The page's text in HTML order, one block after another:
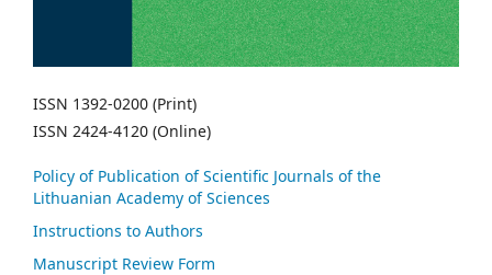
ISSN 1392-0200 (Print)
ISSN 2424-4120 (Online)
Policy of Publication of Scientific Journals of the
Lithuanian Academy of Sciences
Instructions to Authors
Manuscript Review Form